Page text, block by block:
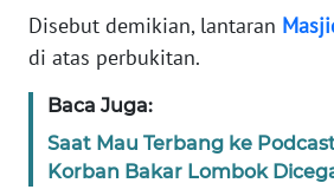
Disebut demikian, lantaran
di atas perbukitan.
Baca Juga:
Saat Mau Terbang ke
Korban Bakar Lombok
Wahana
News
Regional
WN